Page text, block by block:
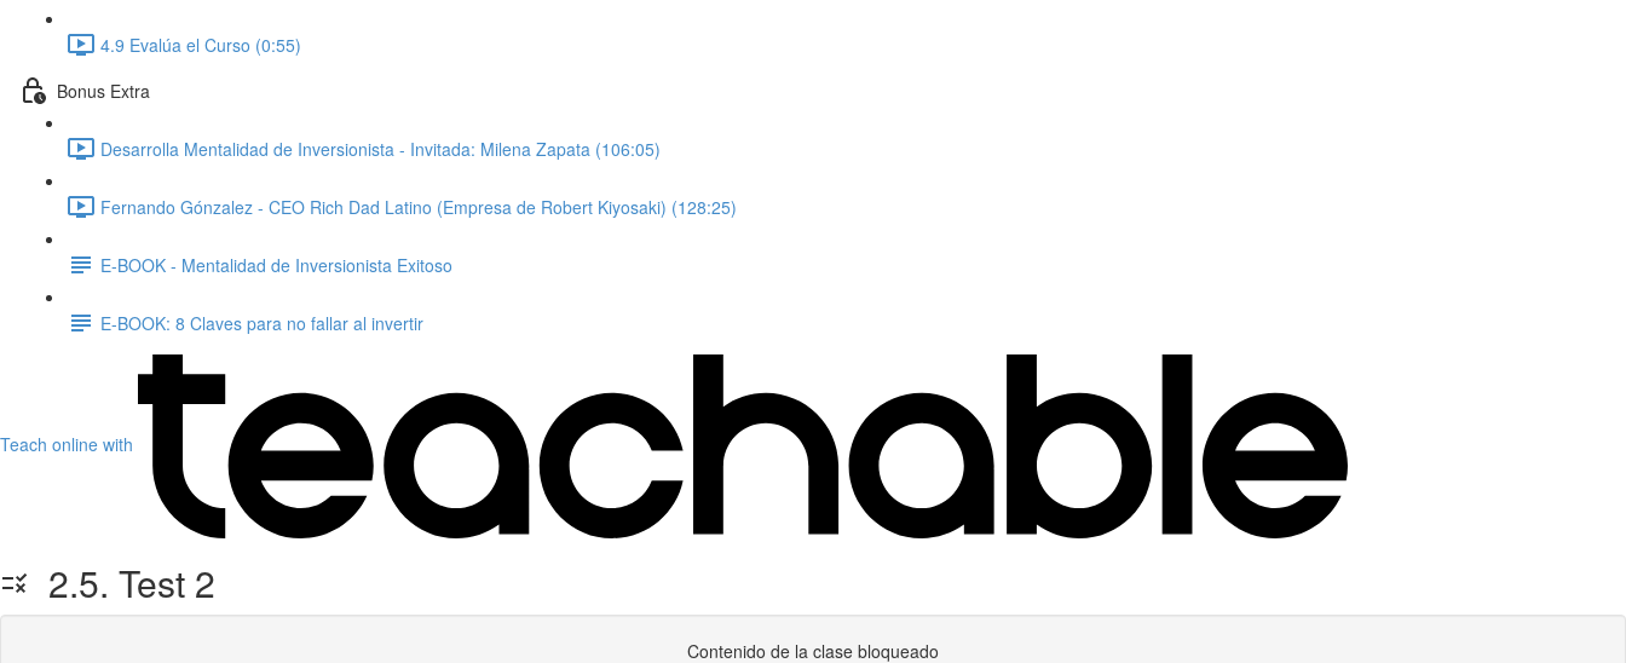
4.9 Evalúa el Curso (0:55)
Bonus Extra
Desarrolla Mentalidad de Inversionista - Invitada: Milena Zapata (106:05)
Fernando Gónzalez - CEO Rich Dad Latino (Empresa de Robert Kiyosaki) (128:25)
E-BOOK - Mentalidad de Inversionista Exitoso
E-BOOK: 8 Claves para no fallar al invertir
Teach online with
2.5. Test 2
Contenido de la clase bloqueado